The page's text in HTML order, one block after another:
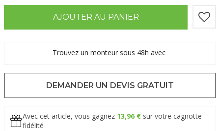
AJOUTER AU PANIER
Trouvez un monteur sous 48h avec
DEMANDER UN DEVIS GRATUIT
Avec cet article, vous gagnez 13,96 € sur votre cagnotte
fidélité